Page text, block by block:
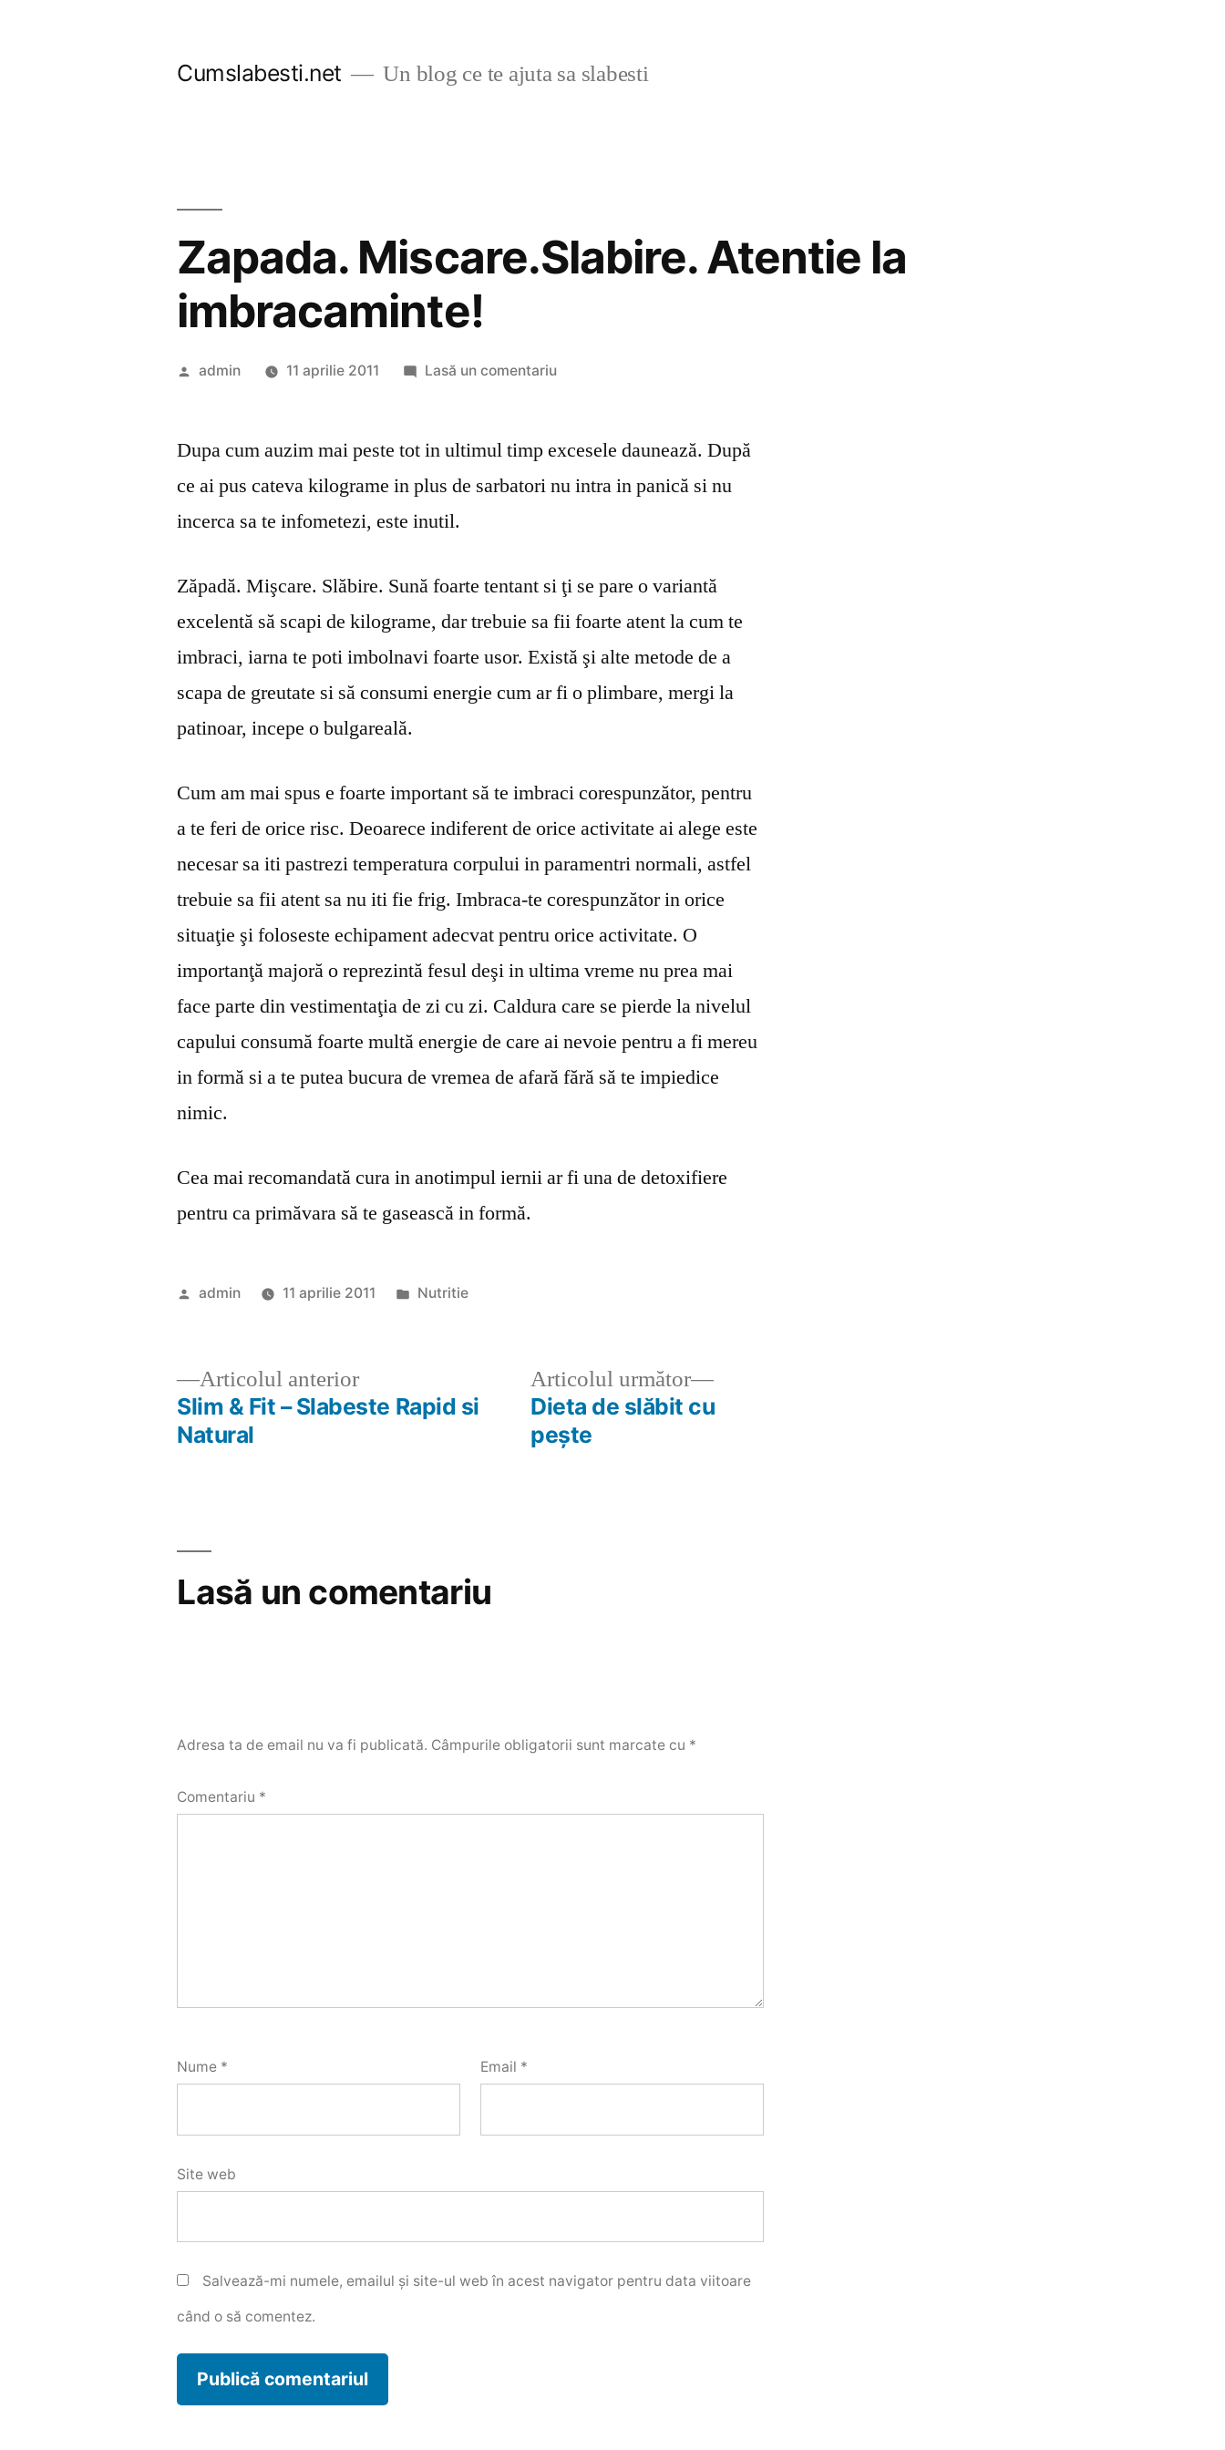
Cumslabesti.net Un blog ce te ajuta sa slabesti
Zapada. Miscare.Slabire. Atentie la
imbracaminte!
Publicat
admin 11 aprilie 2011 Lasă un comentariula
Atentie
imbracaminte!
Dupa cum auzim mai peste tot in ultimul timp excesele daunează. După
ce ai pus cateva kilograme in plus de sarbatori nu intra in panică si nu
incerca sa te infometezi, este inutil.
Zăpadă. Mişcare. Slăbire. Sună foarte tentant si ţi se pare o variantă
excelentă să scapi de kilograme, dar trebuie sa fii foarte atent la cum te
imbraci, iarna te poti imbolnavi foarte usor. Există şi alte metode de a
scapa de greutate si să consumi energie cum ar fi o plimbare, mergi la
patinoar, incepe o bulgareală.
Cum am mai spus e foarte important să te imbraci corespunzător, pentru
a te feri de orice risc. Deoarece indiferent de orice activitate ai alege este
necesar sa iti pastrezi temperatura corpului in paramentri normali, astfel
trebuie sa fii atent sa nu iti fie frig. Imbraca-te corespunzător in orice
situaţie şi foloseste echipament adecvat pentru orice activitate. O
importanţă majoră o reprezintă fesul deşi in ultima vreme nu prea mai
face parte din vestimentaţia de zi cu zi. Caldura care se pierde la nivelul
capului consumă foarte multă energie de care ai nevoie pentru a fi mereu
in formă si a te putea bucura de vremea de afară fără să te impiedice
nimic.
Cea mai recomandată cura in anotimpul iernii ar fi una de detoxifiere
pentru ca primăvara să te gasească in formă.
Publicat
admin 11 aprilie 2011
Publicat
Nutritie
Navigare
Articolul anteriorArticolul
anterior:
Slim & Fit – Slabeste Rapid si
Natural
Articolul următor
Articolul
următor:
Dieta de slăbit cu
peşte
Lasă un comentariu
Adresa ta de email nu va fi publicată. Câmpurile obligatorii sunt marcate cu *
Comentariu *
Nume * Email *
Site web
Salvează-mi numele, emailul și site-ul web în acest navigator pentru data viitoare
când o să comentez.